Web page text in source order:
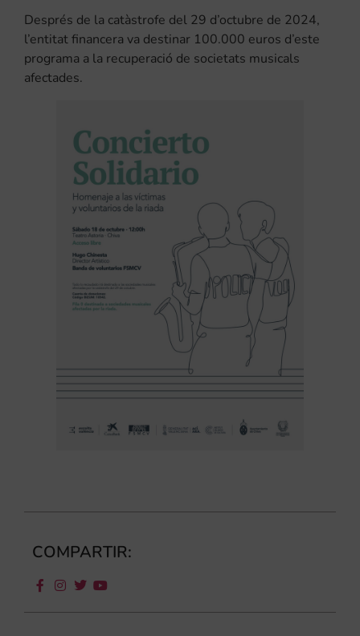
Després de la catàstrofe del 29 d’octubre de 2024,
l’entitat financera va destinar 100.000 euros d’este
programa a la recuperació de societats musicals
afectades.
COMPARTIR: